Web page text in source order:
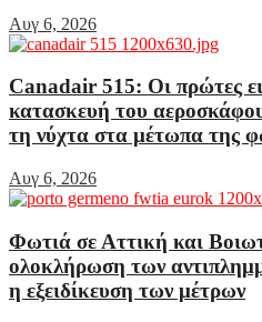
Αυγ 6, 2026
Canadair 515: Οι πρώτες
κατασκευή του
τη νύχτα στα μέτωπα της
Αυγ 6, 2026
Φωτιά σε Αττική και
ολοκλήρωση των
η εξειδίκευση των μέτρων